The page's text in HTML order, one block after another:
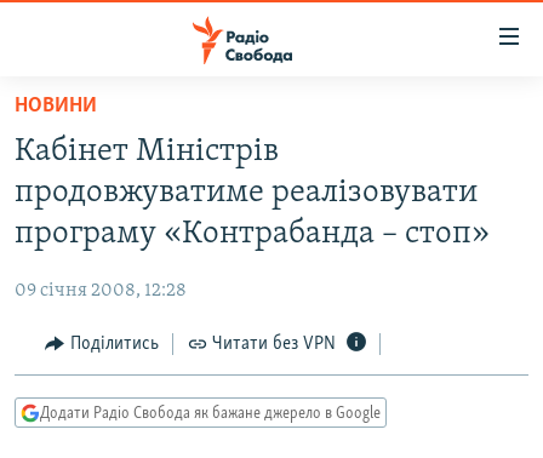
Перейти
основного
матеріалу
Перейти
до
основної
Перейти
до
пошуку
РАДІО СВОБОДА – 70 РОКІВ
СТАТТІ
СУСПІЛЬСТВО
РОСІЙСЬКА «ФІЛЬТРАЦІЯ»
ДОНБАС.РЕАЛІЇ
ТИ ЯК?
НОВИНИ
Кабінет Міністрів
продовжуватиме реалізовувати
програму «Контрабанда – стоп»
09 січня 2008, 12:28
Поділитись Читати без VPN
Додати Радіо Свобода як бажане джерело в Google